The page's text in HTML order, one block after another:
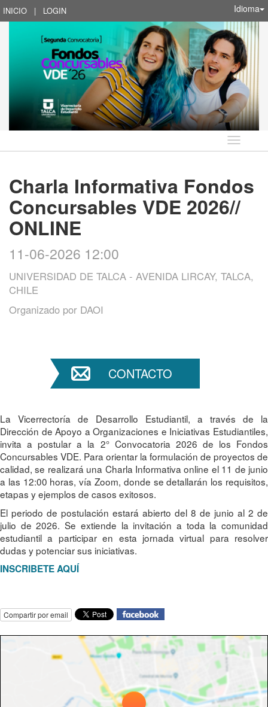
INICIO | LOGIN Idioma
Idioma
Charla Informativa Fondos
Concursables VDE 2026//
ONLINE
11-06-2026 12:00
UNIVERSIDAD DE TALCA - AVENIDA LIRCAY, TALCA,
CHILE
Organizado por DAOI
CONTACTO
La Vicerrectoría de Desarrollo Estudiantil, a través de la
Dirección de Apoyo a Organizaciones e Iniciativas Estudiantiles,
invita a postular a la 2° Convocatoria 2026 de los Fondos
Concursables VDE. Para orientar la formulación de proyectos de
calidad, se realizará una Charla Informativa online el 11 de junio
a las 12:00 horas, vía Zoom, donde se detallarán los requisitos,
etapas y ejemplos de casos exitosos.
El periodo de postulación estará abierto del 8 de junio al 2 de
julio de 2026. Se extiende la invitación a toda la comunidad
estudiantil a participar en esta jornada virtual para resolver
dudas y potenciar sus iniciativas.
INSCRIBETE AQUÍ
Compartir por email